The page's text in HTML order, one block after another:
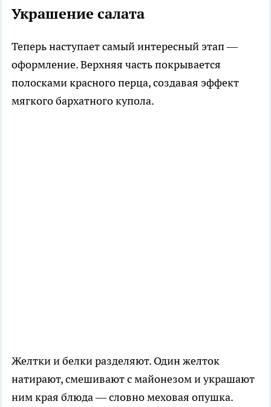
Украшение салата
Теперь наступает самый интересный этап —
оформление. Верхняя часть покрывается
полосками красного перца, создавая эффект
мягкого бархатного купола.
Желтки и белки разделяют. Один желток
натирают, смешивают с майонезом и украшают
ним края блюда — словно меховая опушка.